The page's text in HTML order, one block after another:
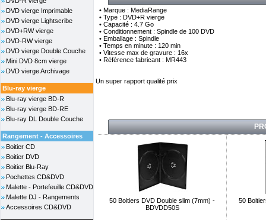
DVD vierge Imprimable
DVD vierge Lightscribe
DVD+RW vierge
DVD-RW vierge
DVD vierge Double Couche
Mini DVD 8cm vierge
DVD vierge Archivage
Blu-ray vierge
Blu-ray vierge BD-R
Blu-ray vierge BD-RE
Blu-ray DL Double Couche
Rangement - Accessoires
Boitier CD
Boitier DVD
Boitier Blu-Ray
Pochettes CD&DVD
Malette - Portefeuille CD&DVD
Malette DJ - Rangements
Accessoires CD&DVD
• Marque : MediaRange
• Type : DVD+R vierge
• Capacité : 4.7 Go
• Conditionnement : Spindle de 100 DVD
• Emballage : Spindle
• Temps en minute : 120 min
• Vitesse max de gravure : 16x
• Référence fabricant : MR443
Un super rapport qualité prix
50 Boitiers DVD Double slim (7mm) -
BDVDD50S
50